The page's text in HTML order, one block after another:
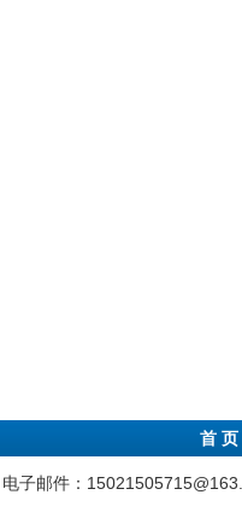
首 页
电子邮件：